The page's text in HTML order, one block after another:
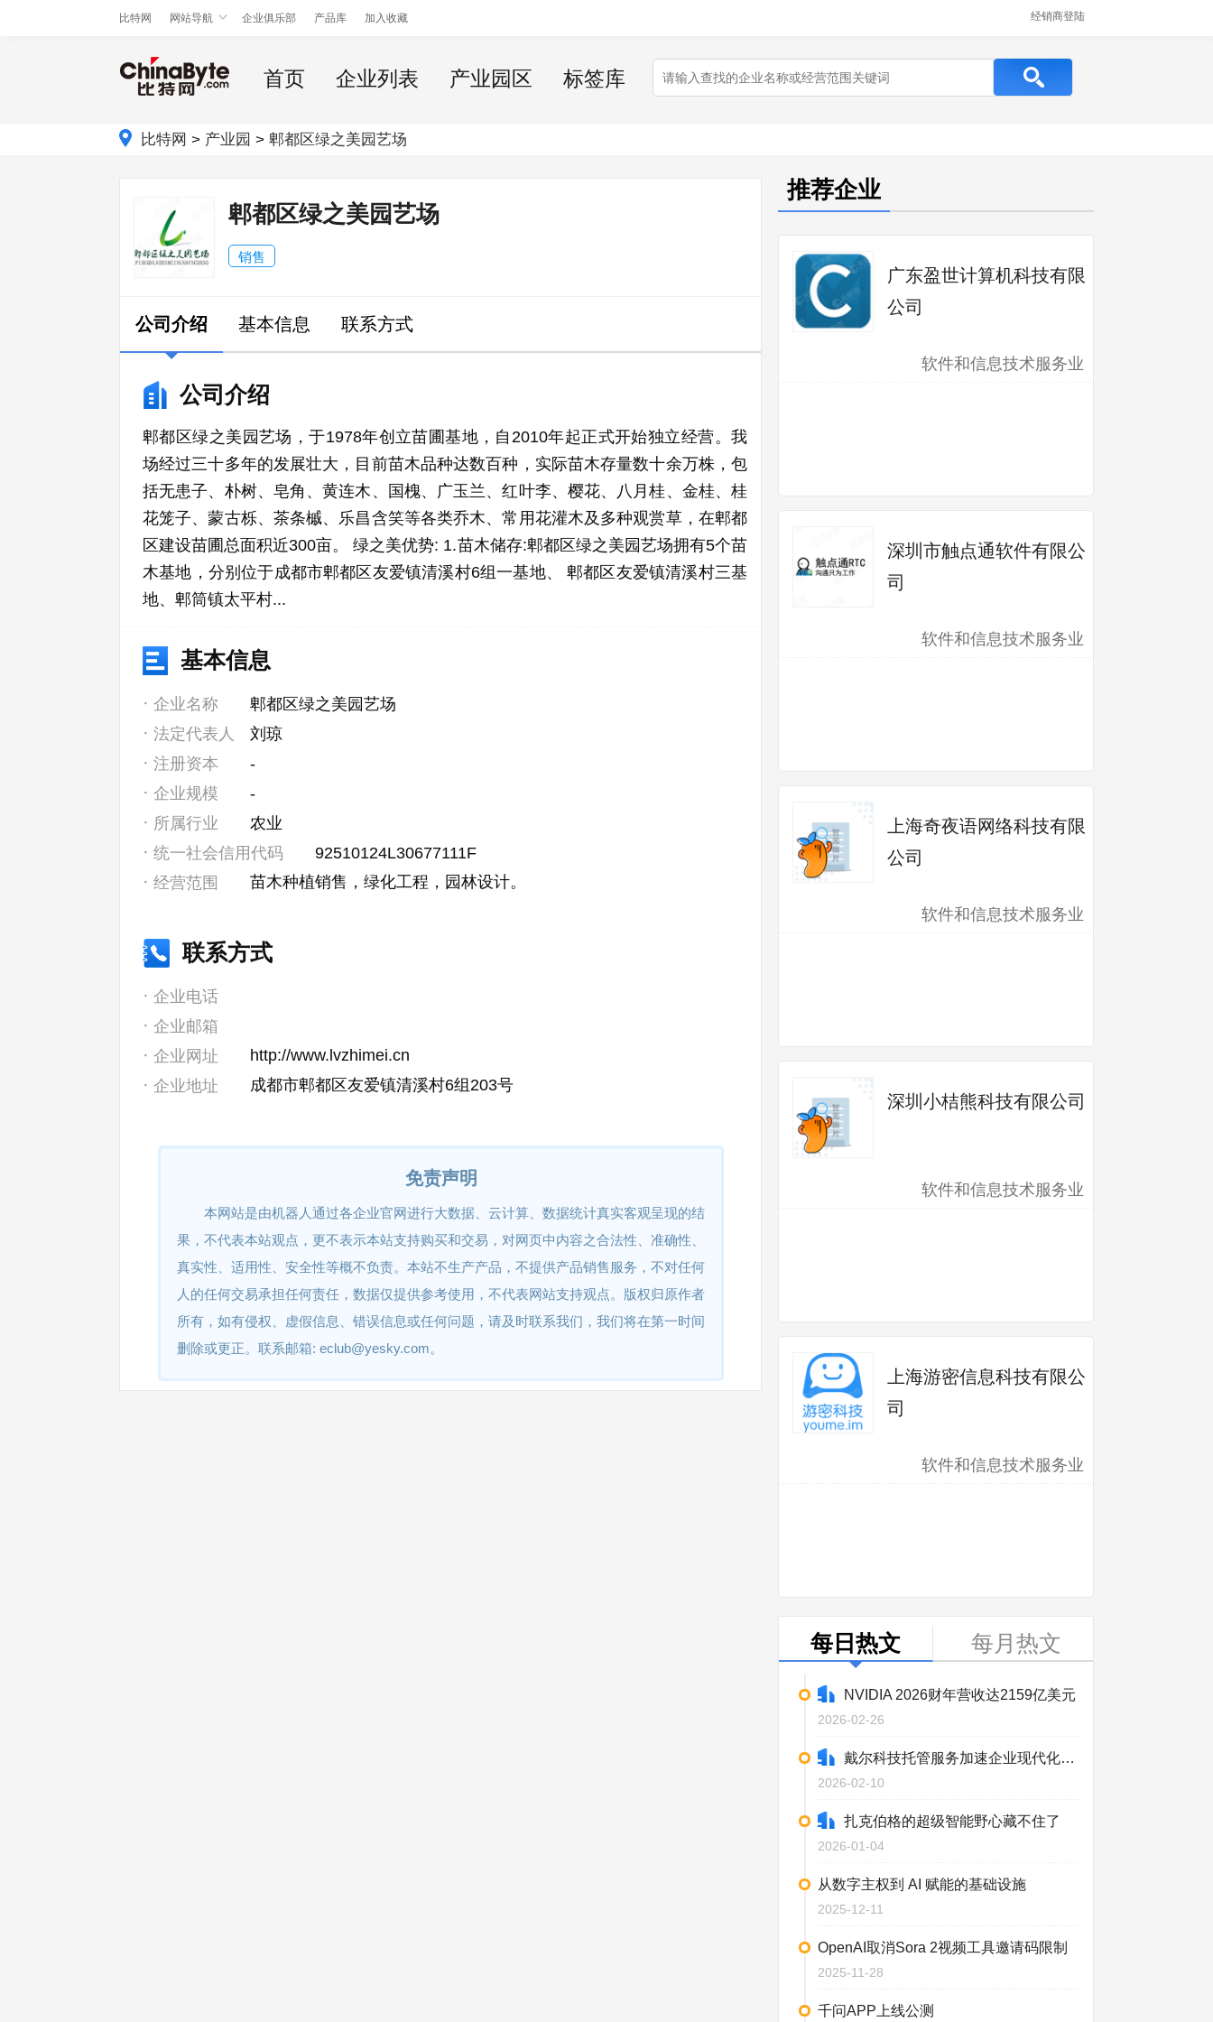
比特网 网站导航 企业俱乐部 产品库 加入收藏 经销商登陆
首页 企业列表 产业园区 标签库
比特网 > 产业园 > 郫都区绿之美园艺场
郫都区绿之美园艺场
销售
公司介绍 基本信息 联系方式
公司介绍
郫都区绿之美园艺场，于1978年创立苗圃基地，自2010年起正式开始独立经营。我
场经过三十多年的发展壮大，目前苗木品种达数百种，实际苗木存量数十余万株，包
括无患子、朴树、皂角、黄连木、国槐、广玉兰、红叶李、樱花、八月桂、金桂、桂
花笼子、蒙古栎、茶条槭、乐昌含笑等各类乔木、常用花灌木及多种观赏草，在郫都
区建设苗圃总面积近300亩。 绿之美优势: 1.苗木储存:郫都区绿之美园艺场拥有5个苗
木基地，分别位于成都市郫都区友爱镇清溪村6组一基地、 郫都区友爱镇清溪村三基
地、郫筒镇太平村...
基本信息
企业名称
郫都区绿之美园艺场
法定代表人
刘琼
注册资本
-
企业规模
-
所属行业
农业
统一社会信用代码
92510124L30677111F
经营范围
苗木种植销售，绿化工程，园林设计。
联系方式
企业电话
企业邮箱
企业网址
http://www.lvzhimei.cn
企业地址
成都市郫都区友爱镇清溪村6组203号
免责声明
本网站是由机器人通过各企业官网进行大数据、云计算、数据统计真实客观呈现的结
果，不代表本站观点，更不表示本站支持购买和交易，对网页中内容之合法性、准确性、
真实性、适用性、安全性等概不负责。本站不生产产品，不提供产品销售服务，不对任何
人的任何交易承担任何责任，数据仅提供参考使用，不代表网站支持观点。版权归原作者
所有，如有侵权、虚假信息、错误信息或任何问题，请及时联系我们，我们将在第一时间
删除或更正。联系邮箱: eclub@yesky.com。
推荐企业
广东盈世计算机科技有限
公司
软件和信息技术服务业
深圳市触点通软件有限公
司
软件和信息技术服务业
上海奇夜语网络科技有限
公司
软件和信息技术服务业
深圳小桔熊科技有限公司
软件和信息技术服务业
上海游密信息科技有限公
司
软件和信息技术服务业
每日热文 每月热文
NVIDIA 2026财年营收达2159亿美元
2026-02-26
戴尔科技托管服务加速企业现代化进程
2026-02-10
扎克伯格的超级智能野心藏不住了
2026-01-04
从数字主权到 AI 赋能的基础设施
2025-12-11
OpenAI取消Sora 2视频工具邀请码限制
2025-11-28
千问APP上线公测